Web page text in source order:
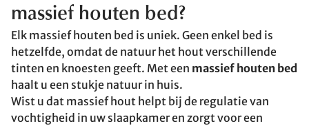
massief houten bed?
Elk massief houten bed is uniek. Geen enkel bed is
hetzelfde, omdat de natuur het hout verschillende
tinten en knoesten geeft. Met een massief houten bed
haalt u een stukje natuur in huis.
Wist u dat massief hout helpt bij de regulatie van
vochtigheid in uw slaapkamer en zorgt voor een